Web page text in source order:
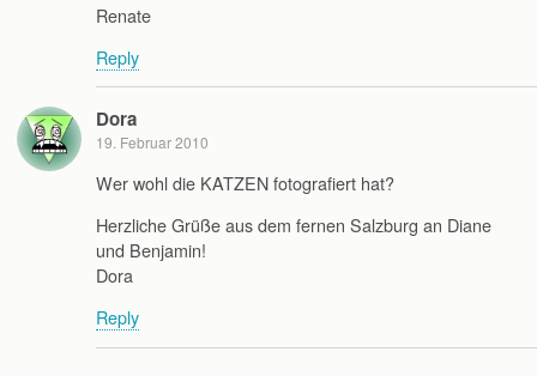
Renate
Reply
Dora
19. Februar 2010
Wer wohl die KATZEN fotografiert hat?
Herzliche Grüße aus dem fernen Salzburg an Diane
und Benjamin!
Dora
Reply